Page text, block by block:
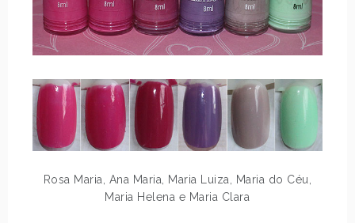
Rosa Maria, Ana Maria, Maria Luiza, Maria do Céu,
Maria Helena e Maria Clara